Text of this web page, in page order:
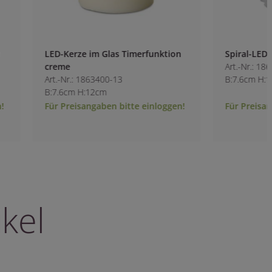
LED-Kerze im Glas Timerfunktion
Art.-Nr.: 1863400-13
B:7.6cm H:12cm
Für Preisangaben bitte einloggen!
Spiral-LED-Kerze
Art.-Nr.: 1863900-
B:7.6cm H:10cm
Für